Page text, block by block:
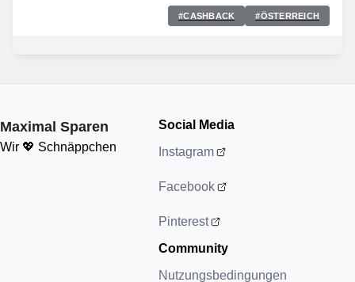
#CASHBACK #ÖSTERREICH
Maximal Sparen
Wir 💖 Schnäppchen
Social Media
Instagram
Facebook
Pinterest
Community
Nutzungsbedingungen